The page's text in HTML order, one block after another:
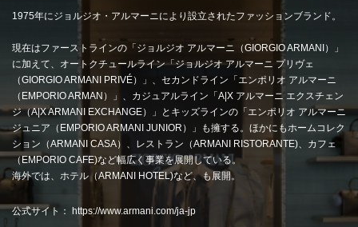
1975年にジョルジオ・アルマーニにより設立されたファッションブランド。
現在はファーストラインの「ジョルジオ アルマーニ（GIORGIO ARMANI）」
に加えて、オートクチュールライン「ジョルジオ アルマーニ プリヴェ
（GIORGIO ARMANI PRIVÉ）」、セカンドライン「エンポリオ アルマーニ
（EMPORIO ARMAN）」、カジュアルライン「A|X アルマーニ エクスチェン
ジ（A|X ARMANI EXCHANGE）」とキッズラインの「エンポリオ アルマーニ
ジュニア（EMPORIO ARMANI JUNIOR）」も擁する。ほかにもホームコレク
ション（ARMANI CASA）、レストラン（ARMANI RISTORANTE)、カフェ
（EMPORIO CAFE)など幅広く事業を展開している。
海外では、ホテル（ARMANI HOTEL)など、も展開。
公式サイト： https://www.armani.com/ja-jp